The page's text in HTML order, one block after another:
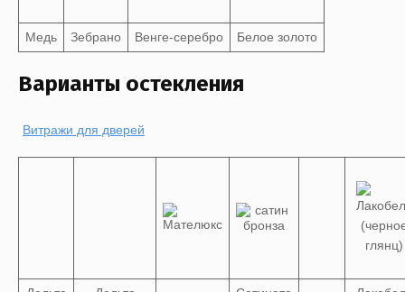
Медь Зебрано Венге-серебро Белое золото
Варианты остекления
Витражи для дверей